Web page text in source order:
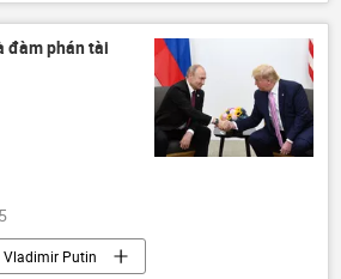
điểm-Ý kiến
chuyên gia
pháp trừng phạt chống Nga
đàm phán tài
Vladimir Putin